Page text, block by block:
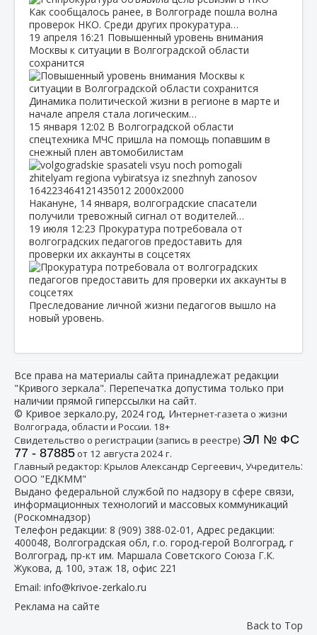
Как сообщалось ранее, в Волгограде пошла волна
проверок НКО. Среди других прокуратура…
19 апреля 16:21 Повышенный уровень внимания
Москвы к ситуации в Волгоградской области
сохранится
Динамика политической жизни в регионе в марте и
начале апреля стала логическим…
15 января 12:02 В Волгоградской области
спецтехника МЧС пришла на помощь попавшим в
снежный плен автомобилистам
Накануне, 14 января, волгоградские спасатели
получили тревожный сигнал от водителей…
19 июля 12:23 Прокуратура потребовала от
волгоградских педагогов предоставить для
проверки их аккаунты в соцсетях
Преследование личной жизни педагогов вышло на
новый уровень.
Все права на материалы сайта принадлежат редакции
"Кривого зеркала". Перепечатка допустима только при
наличии прямой гиперссылки на сайт.
© Кривое зеркало.ру, 2024 год, Интернет-газета о жизни
Волгограда, области и России. 18+
Свидетельство о регистрации (запись в реестре) ЭЛ № ФС
77 - 87885от 12 августа 2024 г.
Главный редактор: Крылов Александр Сергеевич, Учредитель:
ООО "ЕДКММ"
Выдано федеральной службой по надзору в сфере связи,
информационных технологий и массовых коммуникаций
(Роскомнадзор)
Телефон редакции: 8 (909) 388-02-01 , Адрес редакции:
400048, Волгоградская обл, г.о. город-герой Волгоград, г
Волгоград, пр-кт им. Маршала Советского Союза Г.К.
Жукова, д. 100, этаж 18, офис 221
Email: info@krivoe-zerkalo.ru
Реклама на сайте
Back to Top